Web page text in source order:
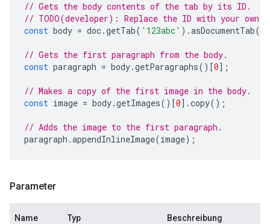
// Gets the body contents of the tab by its ID.
// TODO(developer): Replace the ID with your own.
const body = doc.getTab( '123abc' ).asDocumentTab().
// Gets the first paragraph from the body.
const paragraph = body.getParagraphs()[0];
// Makes a copy of the first image in the body.
const image = body.getImages()[0].copy();
// Adds the image to the first paragraph.
paragraph .appendInlineImage(image);
Parameter
Name Typ Beschreibung